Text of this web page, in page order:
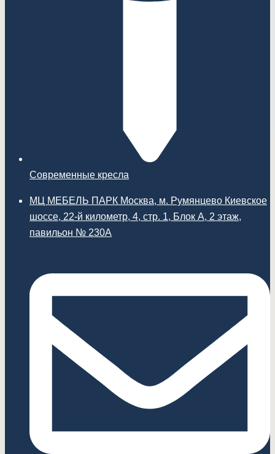
Современные кресла
МЦ МЕБЕЛЬ ПАРК Москва, м. Румянцево Киевское
шоссе, 22-й километр, 4, стр. 1, Блок А, 2 этаж,
павильон № 230А